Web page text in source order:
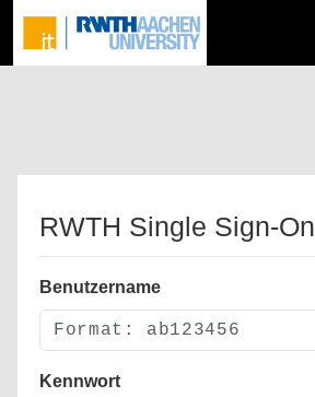
RWTH Single Sign-On
Benutzername
Kennwort